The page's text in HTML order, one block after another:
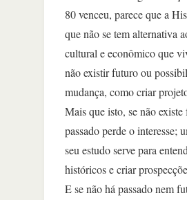
80 venceu, parece que a
que não se tem alternativa
cultural e econômico que
não existir futuro ou
mudança, como criar
Mais que isto, se não
passado perde o interesse;
seu estudo serve para
históricos e criar
E se não há passado nem